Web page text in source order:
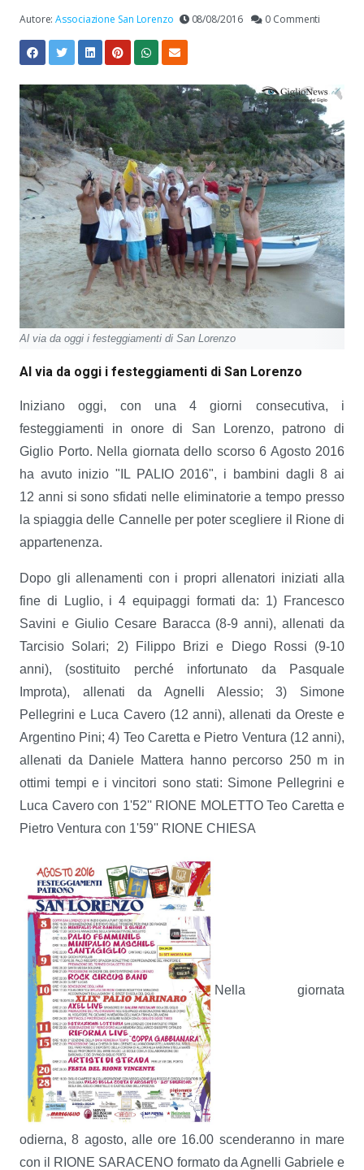
Autore:Associazione San Lorenzo 08/08/2016 0 Commenti
Al via da oggi i festeggiamenti di San Lorenzo
Al via da oggi i festeggiamenti di San Lorenzo
Iniziano oggi, con una 4 giorni consecutiva, i
festeggiamenti in onore di San Lorenzo, patrono di
Giglio Porto. Nella giornata dello scorso 6 Agosto 2016
ha avuto inizio "IL PALIO 2016", i bambini dagli 8 ai
12 anni si sono sfidati nelle eliminatorie a tempo presso
la spiaggia delle Cannelle per poter scegliere il Rione di
appartenenza.
Dopo gli allenamenti con i propri allenatori iniziati alla
fine di Luglio, i 4 equipaggi formati da: 1) Francesco
Savini e Giulio Cesare Baracca (8-9 anni), allenati da
Tarcisio Solari; 2) Filippo Brizi e Diego Rossi (9-10
anni), (sostituito perché infortunato da Pasquale
Improta), allenati da Agnelli Alessio; 3) Simone
Pellegrini e Luca Cavero (12 anni), allenati da Oreste e
Argentino Pini; 4) Teo Caretta e Pietro Ventura (12 anni),
allenati da Daniele Mattera hanno percorso 250 m in
ottimi tempi e i vincitori sono stati: Simone Pellegrini e
Luca Cavero con 1'52'' RIONE MOLETTO Teo Caretta e
Pietro Ventura con 1'59'' RIONE CHIESA
Nella giornata
odierna, 8 agosto, alle ore 16.00 scenderanno in mare
con il RIONE SARACENO formato da Agnelli Gabriele e